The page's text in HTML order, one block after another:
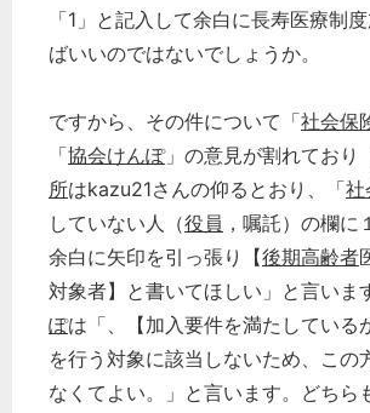
「1」と記入して余白に長寿医療制
ばいいのではないでしょうか。
ですから、その件について「社会保
「協会けんぽ」の意見が割れており
所はkazu21さんの仰るとおり、「社
していない人（役員 ，嘱託）の欄に
余白に矢印を引っ張り【後期高齢者
対象者】と書いてほしい」と言いま
ぽは「、【加入要件を満たしている
を行う対象に該当しないため、この
なくてよい。」と言います。どちら